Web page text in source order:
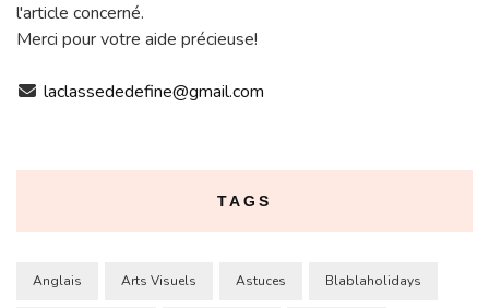
l'article concerné.
Merci pour votre aide précieuse!
laclassededefine@gmail.com
TAGS
Anglais Arts Visuels Astuces Blablaholidays